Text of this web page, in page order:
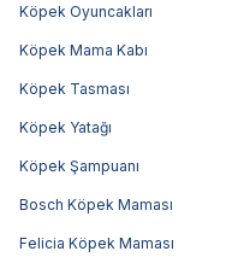
Köpek Oyuncakları
Köpek Mama Kabı
Köpek Tasması
Köpek Yatağı
Köpek Şampuanı
Bosch Köpek Maması
Felicia Köpek Maması